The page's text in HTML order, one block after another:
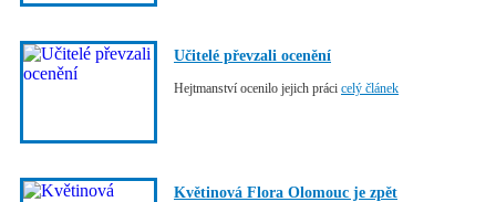
Učitelé převzali ocenění
Hejtmanství ocenilo jejich práci celý článek
Květinová Flora Olomouc je zpět